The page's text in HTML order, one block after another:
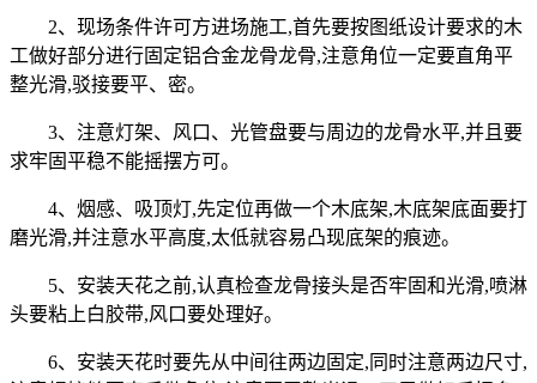
2、现场条件许可方进场施工,首先要按图纸设计要求的木
工做好部分进行固定铝合金龙骨龙骨,注意角位一定要直角平
整光滑,驳接要平、密。
3、注意灯架、风口、光管盘要与周边的龙骨水平,并且要
求牢固平稳不能摇摆方可。
4、烟感、吸顶灯,先定位再做一个木底架,木底架底面要打
磨光滑,并注意水平高度,太低就容易凸现底架的痕迹。
5、安装天花之前,认真检查龙骨接头是否牢固和光滑,喷淋
头要粘上白胶带,风口要处理好。
6、安装天花时要先从中间往两边固定,同时注意两边尺寸,